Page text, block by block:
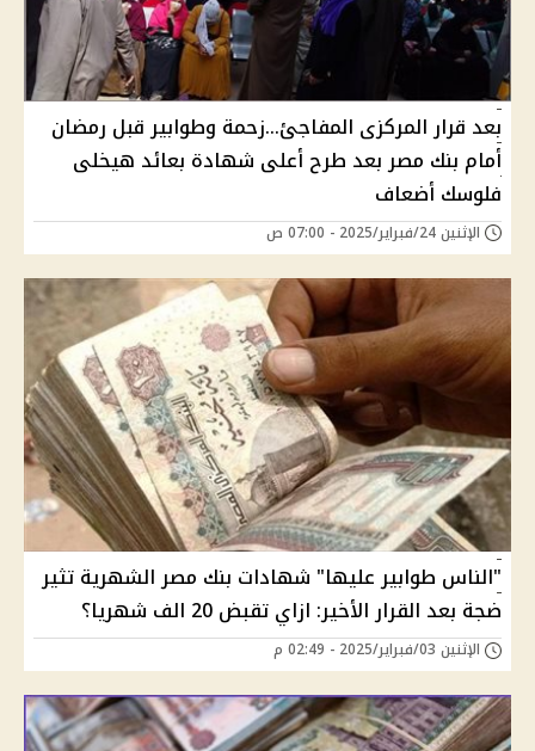
بعد قرار المركزى المفاجئ...زحمة وطوابير قبل رمضان
أمام بنك مصر بعد طرح أعلى شهادة بعائد هيخلى
فلوسك أضعاف
الإثنين 24/فبراير/2025 - 07:00 ص
"الناس طوابير عليها" شهادات بنك مصر الشهرية تثير
ضجة بعد القرار الأخير: ازاي تقبض 20 الف شهريا؟
الإثنين 03/فبراير/2025 - 02:49 م